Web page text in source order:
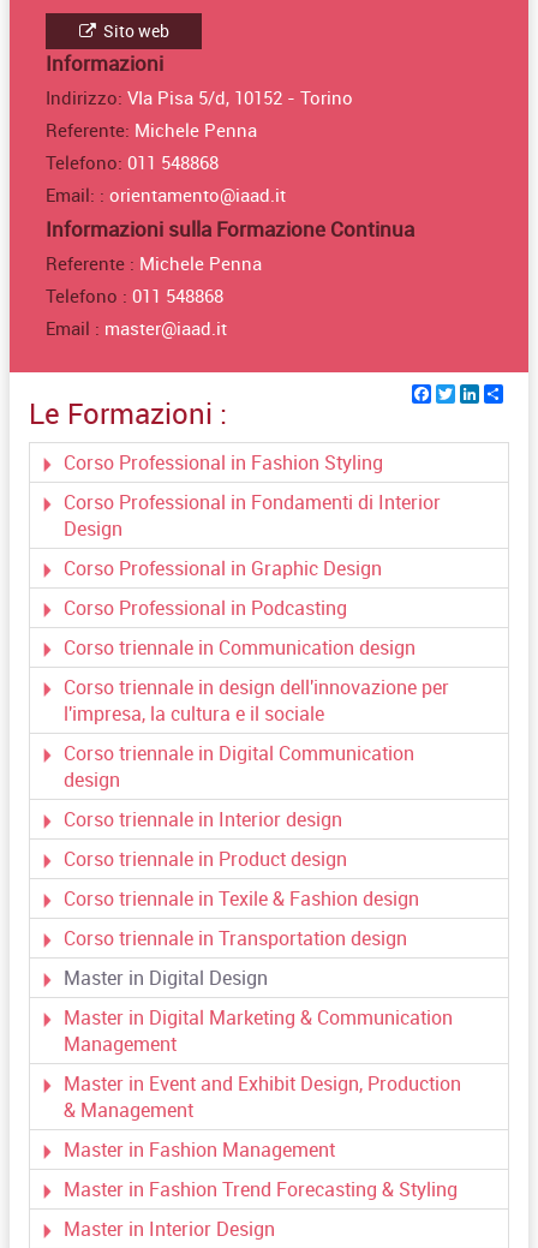
Sito web
Informazioni
Indirizzo:VIa Pisa 5/d, 10152 - Torino
Referente: Michele Penna
Telefono:011 548868
Email: :orientamento@iaad.it
Informazioni sulla Formazione Continua
Referente : Michele Penna
Telefono :011 548868
Email : master@iaad.it
Facebook
Twitter
Le Formazioni :
Corso Professional in Fashion Styling
Corso Professional in Fondamenti di Interior
Design
Corso Professional in Graphic Design
Corso Professional in Podcasting
Corso triennale in Communication design
Corso triennale in design dell'innovazione per
l'impresa, la cultura e il sociale
Corso triennale in Digital Communication
design
Corso triennale in Interior design
Corso triennale in Product design
Corso triennale in Texile & Fashion design
Corso triennale in Transportation design
Master in Digital Design
Master in Digital Marketing & Communication
Management
Master in Event and Exhibit Design, Production
& Management
Master in Fashion Management
Master in Fashion Trend Forecasting & Styling
Master in Interior Design